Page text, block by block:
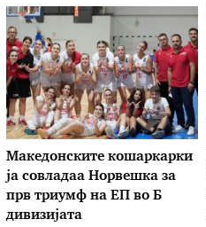
Македонските кошаркарки
ја совладаа Норвешка за
прв триумф на ЕП во Б
дивизијата